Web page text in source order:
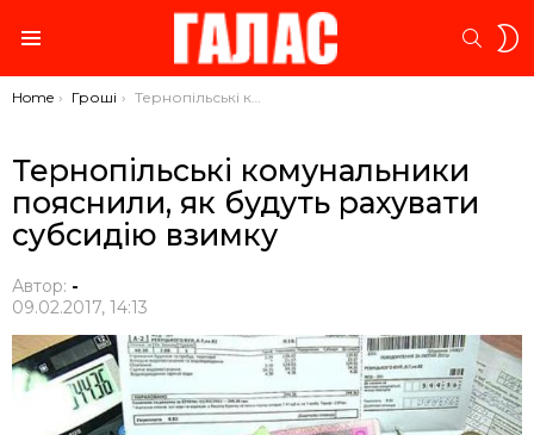
You are here:
Home Гроші Тернопільські комунальники пояснили, як будуть рахувати субсидію взимку
Тернопільські комунальники
пояснили, як будуть рахувати
субсидію взимку
Автор: -
09.02.2017, 14:13